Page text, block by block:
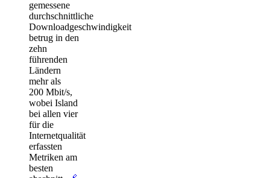
gemessene
durchschnittliche
Downloadgeschwindigkeit
betrug in den
zehn
führenden
Ländern
mehr als
200 Mbit/s,
wobei Island
bei allen vier
für die
Internetqualität
erfassten
Metriken am
besten